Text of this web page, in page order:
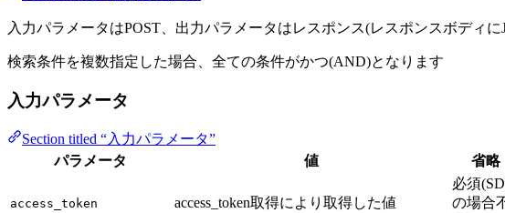
入力パラメータはPOST、出力パラメータはレスポンス(レスポンスボディに
検索条件を複数指定した場合、全ての条件がかつ(AND)となります
入力パラメータ
Section titled “入力パラメータ”
パラメータ
値 省略
access_token access_token取得により取得した値
必須
の場合